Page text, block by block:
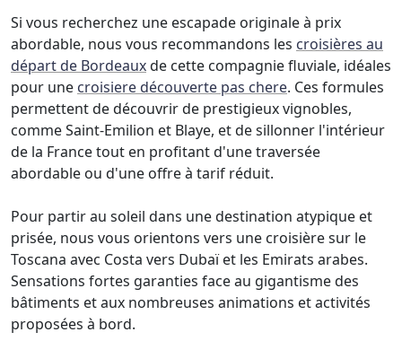
Si vous recherchez une escapade originale à prix
abordable, nous vous recommandons les croisières au
départ de Bordeauxde cette compagnie fluviale, idéales
pour une croisiere découverte pas chere. Ces formules
permettent de découvrir de prestigieux vignobles,
comme Saint-Emilion et Blaye, et de sillonner l'intérieur
de la France tout en profitant d'une traversée
abordable ou d'une offre à tarif réduit.
Pour partir au soleil dans une destination atypique et
prisée, nous vous orientons vers une croisière sur le
Toscana avec Costa vers Dubaï et les Emirats arabes.
Sensations fortes garanties face au gigantisme des
bâtiments et aux nombreuses animations et activités
proposées à bord.